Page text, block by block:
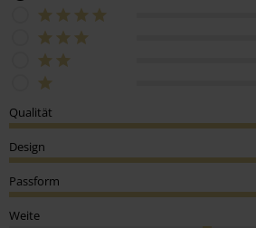
Qualität
Design
Passform
Weite